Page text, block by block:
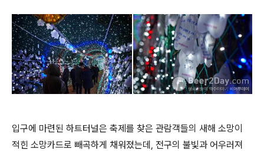
입구에 마련된 하트터널은 축제를 찾은 관람객들의 새해 소망이
적힌 소망카드로 빼곡하게 채워졌는데, 전구의 불빛과 어우러져